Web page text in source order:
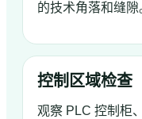
的技术角落和缝隙
控制区域检查
观察 PLC 控制柜